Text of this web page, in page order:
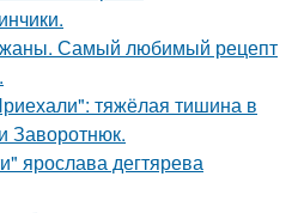
Самый любимый рецепт
тяжёлая тишина в
Заворотнюк.
ярослава дегтярева